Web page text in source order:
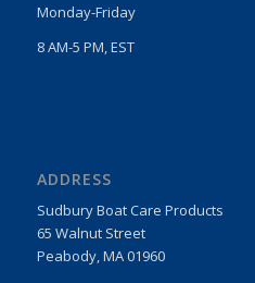
Monday-Friday
8 AM-5 PM, EST
ADDRESS
Sudbury Boat Care Products
65 Walnut Street
Peabody, MA 01960